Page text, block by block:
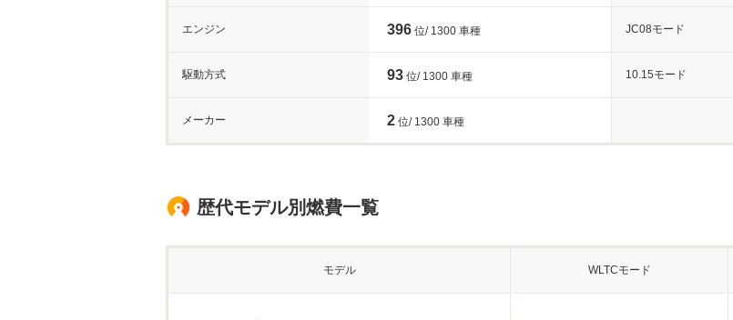
エンジン 396 位/ 1300 車種 JC08モード
駆動方式 93 位/ 1300 車種 10.15モード
メーカー 2 位/ 1300 車種
歴代モデル別燃費一覧
モデル WLTCモード